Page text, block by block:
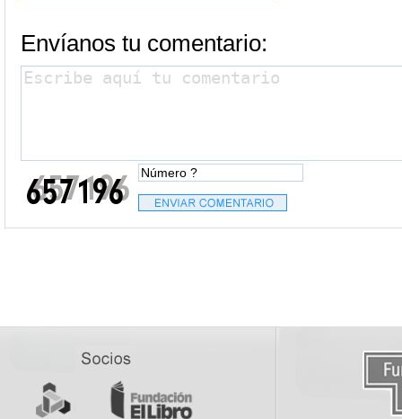
Envíanos tu comentario: